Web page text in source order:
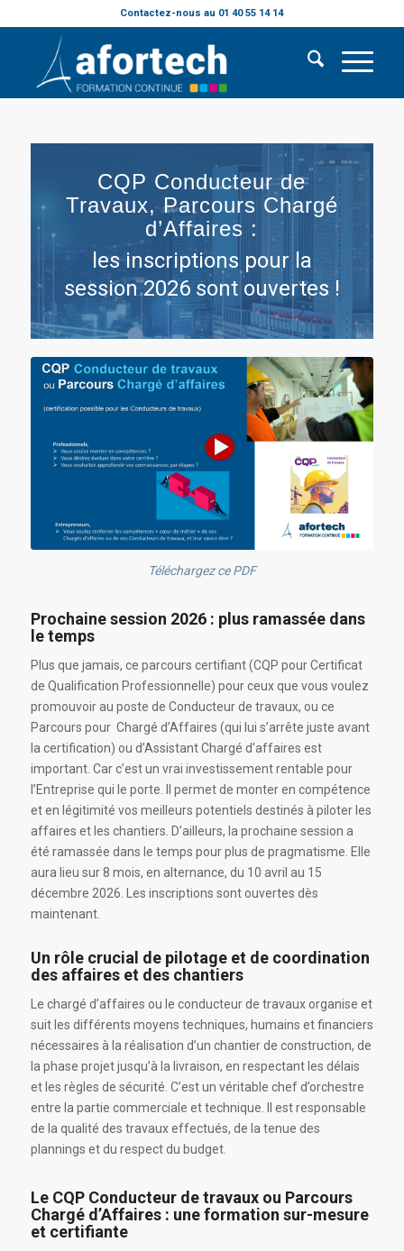
Contactez-nous au 01 40 55 14 14
CQP Conducteur de
Travaux, Parcours Chargé
d’Affaires :
les inscriptions pour la
session 2026 sont ouvertes !
Téléchargez ce PDF
Prochaine session 2026 : plus ramassée dans
le temps
Plus que jamais, ce parcours certifiant (CQP pour Certificat
de Qualification Professionnelle) pour ceux que vous voulez
promouvoir au poste de Conducteur de travaux, ou ce
Parcours pour Chargé d’Affaires (qui lui s’arrête juste avant
la certification) ou d’Assistant Chargé d’affaires est
important. Car c’est un vrai investissement rentable pour
l’Entreprise qui le porte. Il permet de monter en compétence
et en légitimité vos meilleurs potentiels destinés à piloter les
affaires et les chantiers. D’ailleurs, la prochaine session a
été ramassée dans le temps pour plus de pragmatisme. Elle
aura lieu sur 8 mois, en alternance, du 10 avril au 15
décembre 2026. Les inscriptions sont ouvertes dès
maintenant.
Un rôle crucial de pilotage et de coordination
des affaires et des chantiers
Le chargé d’affaires ou le conducteur de travaux organise et
suit les différents moyens techniques, humains et financiers
nécessaires à la réalisation d’un chantier de construction, de
la phase projet jusqu’à la livraison, en respectant les délais
et les règles de sécurité. C’est un véritable chef d’orchestre
entre la partie commerciale et technique. Il est responsable
de la qualité des travaux effectués, de la tenue des
plannings et du respect du budget.
Le CQP Conducteur de travaux ou Parcours
Chargé d’Affaires : une formation sur-mesure
et certifiante